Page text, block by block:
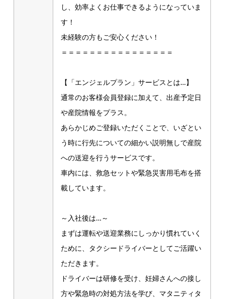
し、効率よくお仕事できるようになっていま
す！
未経験の方もご安心ください！
＝＝＝＝＝＝＝＝＝＝＝＝＝＝＝＝
【「エンジェルプラン」サービスとは…】
通常のお客様会員登録に加えて、出産予定日
や産院情報をプラス。
あらかじめご登録いただくことで、いざとい
う時に行先についての細かい説明無しで産院
への送迎を行うサービスです。
車内には、救急セットや緊急災害用毛布を搭
載しています。
～入社後は…～
まずは運転や送迎業務にしっかり慣れていく
ために、タクシードライバーとしてご活躍い
ただきます。
ドライバーは研修を受け、妊婦さんへの接し
方や緊急時の対処方法を学び、マタニティタ